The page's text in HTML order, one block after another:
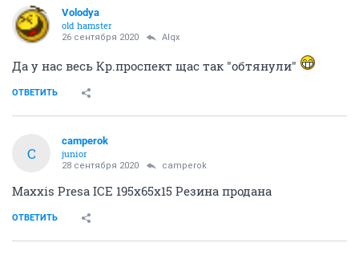
Volodya
old hamster
26 сентября 2020 Alqx
Да у нас весь Кр.проспект щас так "обтянули"
ОТВЕТИТЬ
C
camperok
junior
28 сентября 2020 camperok
Maxxis Presa ICE 195x65x15 Резина продана
ОТВЕТИТЬ